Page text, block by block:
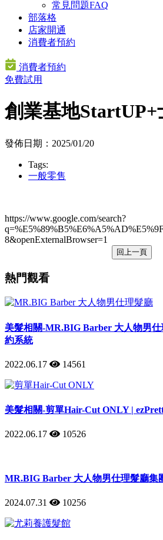
常見問題FAQ
部落格
店家開通
消費者預約
消費者預約
免費試用
創業基地StartUP+
發佈日期：2025/01/20
Tags:
一般零售
https://www.google.com/search?
8&openExternalBrowser=1
回上一頁
熱門觀看
美髮相關-MR.BIG Barber 大人物男
約系統
2022.06.17 14561
美髮相關-剪單Hair-Cut ONLY |
2022.06.17 10526
MR.BIG Barber 大人物男仕理髮廳集
2024.07.31 10256